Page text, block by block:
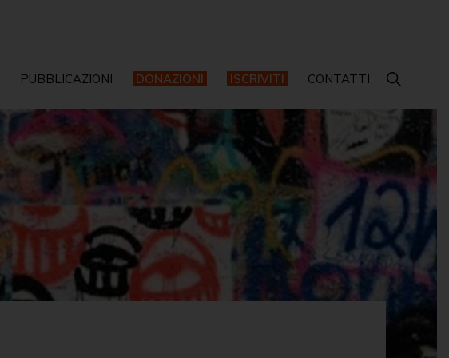
PUBBLICAZIONI DONAZIONI ISCRIVITI CONTATTI